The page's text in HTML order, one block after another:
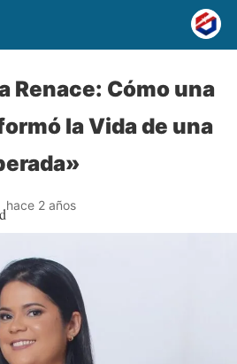
Renace: Cómo una
la Vida de una
hace 2 años